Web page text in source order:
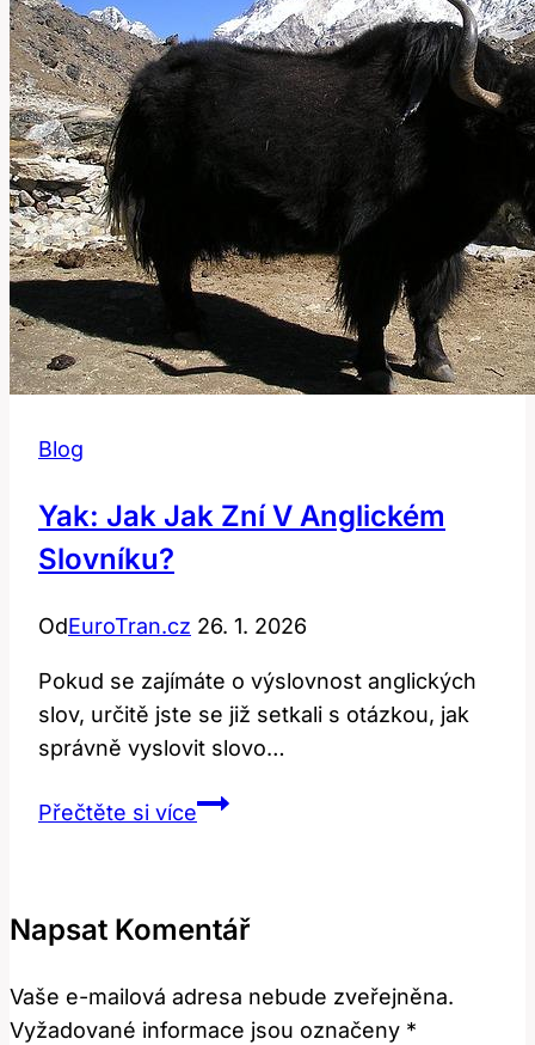
Blog
Yak: Jak Jak Zní V Anglickém
Slovníku?
OdEuroTran.cz 26. 1. 2026
Pokud se zajímáte o výslovnost anglických
slov, určitě jste se již setkali s otázkou, jak
správně vyslovit slovo…
Přečtěte si víceYak:
v
Slovníku?
Napsat Komentář
Vaše e-mailová adresa nebude zveřejněna.
Vyžadované informace jsou označeny *